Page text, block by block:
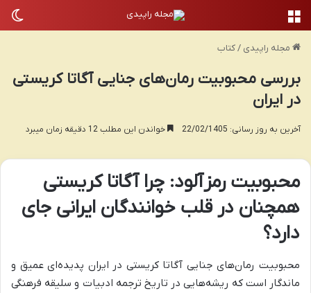
مجله راپیدی /کتاب
بررسی محبوبیت رمان‌های جنایی آگاتا کریستی
در ایران
آخرین به روز رسانی: 22/02/1405 خواندن این مطلب 12 دقیقه زمان میبرد
محبوبیت رمزآلود: چرا آگاتا کریستی
همچنان در قلب خوانندگان ایرانی جای
دارد؟
محبوبیت رمان‌های جنایی آگاتا کریستی در ایران پدیده‌ای عمیق و
ماندگار است که ریشه‌هایی در تاریخ ترجمه ادبیات و سلیقه فرهنگی